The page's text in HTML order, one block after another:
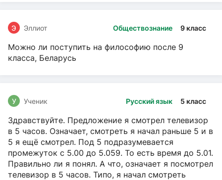
Обществознание 9 класс
Э Эллиот
Можно ли поступить на философию после 9
класса, Беларусь
Русский язык 5 класс
У Ученик
Здравствуйте. Предложение я смотрел телевизор
в 5 часов. Означает, смотреть я начал раньше 5 и в
5 я ещё смотрел. Под 5 подразумевается
промежуток с 5.00 до 5.059. То есть время до 5.01.
Правильно ли я понял. А что, означает я посмотрел
телевизор в 5 часов. Типо, я начал смотреть